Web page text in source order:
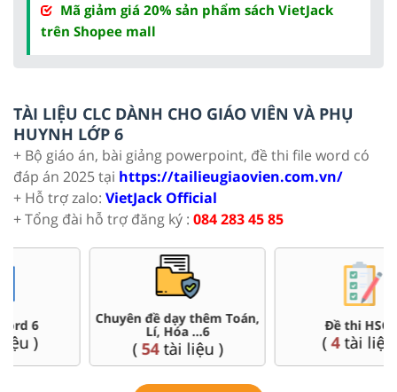
Mã giảm giá 20% sản phẩm sách VietJack
trên Shopee mall
TÀI LIỆU CLC DÀNH CHO GIÁO VIÊN VÀ PHỤ
HUYNH LỚP 6
+ Bộ giáo án, bài giảng powerpoint, đề thi file word có
đáp án 2025 tại https://tailieugiaovien.com.vn/
+ Hỗ trợ zalo: VietJack Official
+ Tổng đài hỗ trợ đăng ký : 084 283 45 85
Đề thi HSG 6
tài liệu )
Trắc nghiệm đúng sai 6
tài liệu )